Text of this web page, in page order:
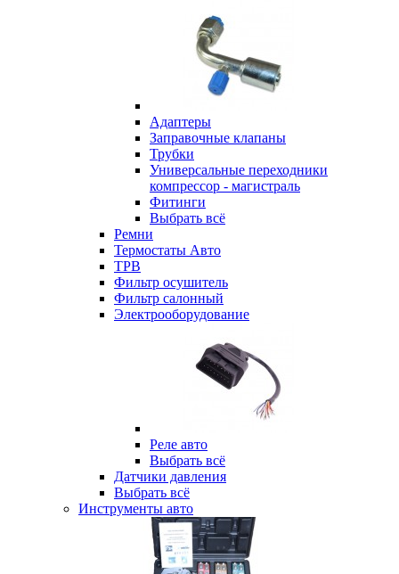
Адаптеры
Заправочные клапаны
Трубки
Универсальные переходники
компрессор - магистраль
Фитинги
Выбрать всё
Ремни
Термостаты Авто
ТРВ
Фильтр осушитель
Фильтр салонный
Электрооборудование
Реле авто
Выбрать всё
Датчики давления
Выбрать всё
Инструменты авто